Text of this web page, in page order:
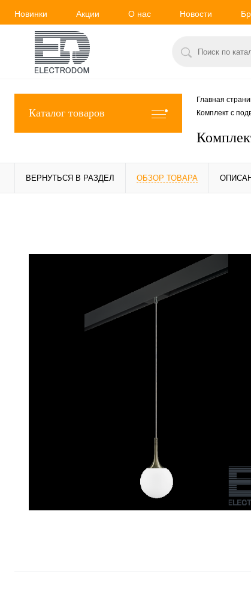
Новинки Акции О нас Новости
Каталог товаров
Главная
Комплект с
ВЕРНУТЬСЯ В РАЗДЕЛ ОБЗОР ТОВАРА